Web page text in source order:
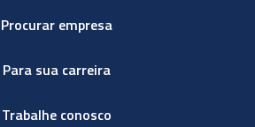
Procurar empresa
Para sua carreira
Trabalhe conosco